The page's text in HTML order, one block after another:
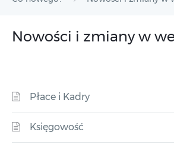
Nowości i zmiany w
Płace i Kadry
Księgowość